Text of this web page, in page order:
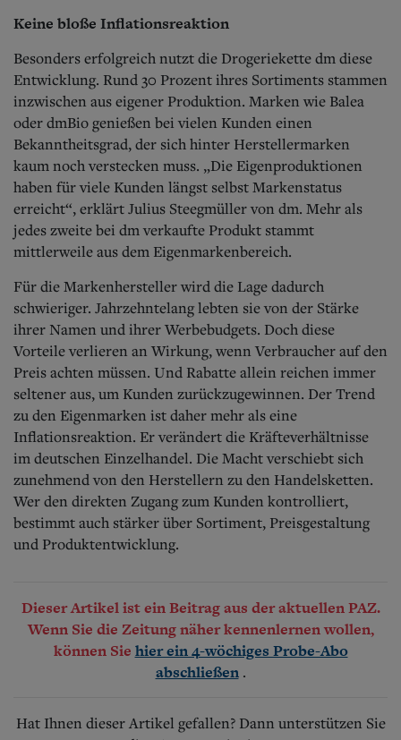
Keine bloße Inflationsreaktion
Besonders erfolgreich nutzt die Drogeriekette dm diese
Entwicklung. Rund 30 Prozent ihres Sortiments stammen
inzwischen aus eigener Produktion. Marken wie Balea
oder dmBio genießen bei vielen Kunden einen
Bekanntheitsgrad, der sich hinter Herstellermarken
kaum noch verstecken muss. „Die Eigenproduktionen
haben für viele Kunden längst selbst Markenstatus
erreicht“, erklärt Julius Steegmüller von dm. Mehr als
jedes zweite bei dm verkaufte Produkt stammt
mittlerweile aus dem Eigenmarkenbereich.
Für die Markenhersteller wird die Lage dadurch
schwieriger. Jahrzehntelang lebten sie von der Stärke
ihrer Namen und ihrer Werbebudgets. Doch diese
Vorteile verlieren an Wirkung, wenn Verbraucher auf den
Preis achten müssen. Und Rabatte allein reichen immer
seltener aus, um Kunden zurückzugewinnen. Der Trend
zu den Eigenmarken ist daher mehr als eine
Inflationsreaktion. Er verändert die Kräfteverhältnisse
im deutschen Einzelhandel. Die Macht verschiebt sich
zunehmend von den Herstellern zu den Handelsketten.
Wer den direkten Zugang zum Kunden kontrolliert,
bestimmt auch stärker über Sortiment, Preisgestaltung
und Produktentwicklung.
Dieser Artikel ist ein Beitrag aus der aktuellen PAZ.
Wenn Sie die Zeitung näher kennenlernen wollen,
können Sie hier ein 4-wöchiges Probe-Abo
abschließen .
Hat Ihnen dieser Artikel gefallen? Dann unterstützen Sie